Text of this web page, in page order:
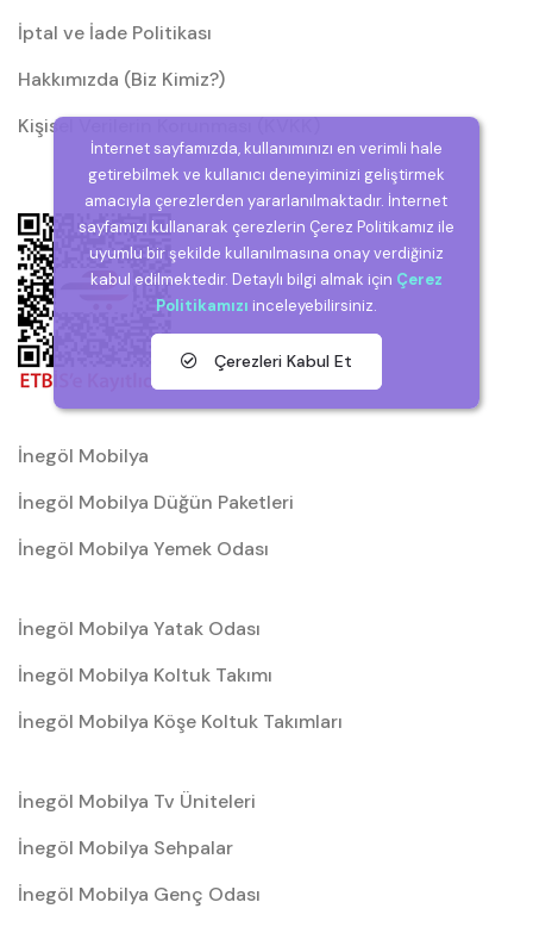
İptal ve İade Politikası
Hakkımızda (Biz Kimiz?)
Kişisel Verilerin Korunması (KVKK)
İnegöl Mobilya
İnegöl Mobilya Düğün Paketleri
İnegöl Mobilya Yemek Odası
İnegöl Mobilya Yatak Odası
İnegöl Mobilya Koltuk Takımı
İnegöl Mobilya Köşe Koltuk Takımları
İnegöl Mobilya Tv Üniteleri
İnegöl Mobilya Sehpalar
İnegöl Mobilya Genç Odası
İnternet sayfamızda, kullanımınızı en verimli hale
getirebilmek ve kullanıcı deneyiminizi geliştirmek
amacıyla çerezlerden yararlanılmaktadır. İnternet
sayfamızı kullanarak çerezlerin Çerez Politikamız ile
uyumlu bir şekilde kullanılmasına onay verdiğiniz
kabul edilmektedir. Detaylı bilgi almak için Çerez
Politikamızı inceleyebilirsiniz.
Çerezleri Kabul Et